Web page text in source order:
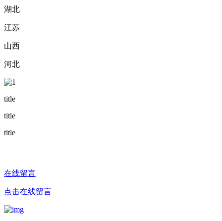
湖北
江苏
山西
河北
title
title
title
在线留言
点击在线留言